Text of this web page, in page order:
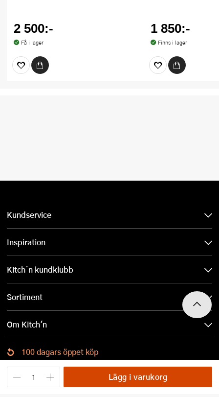
Lägg i varukorg
2 500:-
Få i lager
1 850:-
Finns i lager
Kundservice
Inspiration
Kitch´n kundklubb
Sortiment
Om Kitch'n
100 dagars öppet köp
Ladda ned Kitch´n-appen